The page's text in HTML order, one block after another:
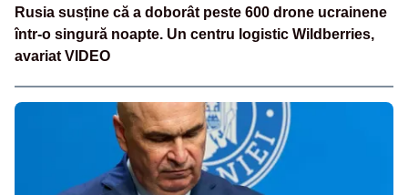
Rusia susține că a doborât peste 600 drone ucrainene
într-o singură noapte. Un centru logistic Wildberries,
avariat VIDEO